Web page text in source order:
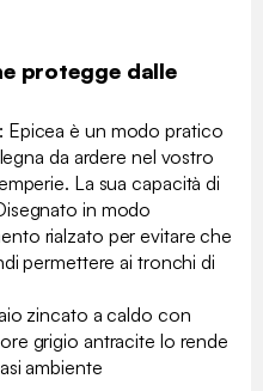
protegge dalle
Epicea è un modo pratico
da ardere nel vostro
La sua capacità di
in modo
rialzato per evitare che
permettere ai tronchi di
zincato a caldo con
grigio antracite lo rende
ambiente